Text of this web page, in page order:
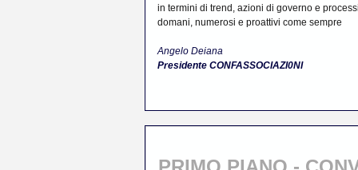
in termini di trend, azioni di governo e
domani, numerosi e proattivi come sempre
Angelo Deiana
Presidente CONFASSOCIAZI0NI